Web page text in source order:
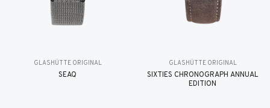
GLASHÜTTE ORIGINAL
SEAQ
GLASHÜTTE ORIGINAL
SIXTIES CHRONOGRAPH ANNUAL
EDITION